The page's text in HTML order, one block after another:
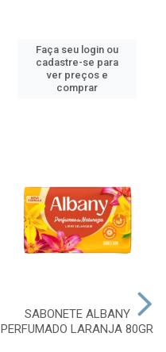
Faça seu login ou
cadastre-se para
ver preços e
comprar
SABONETE ALBANY
PERFUMADO LARANJA 80GR